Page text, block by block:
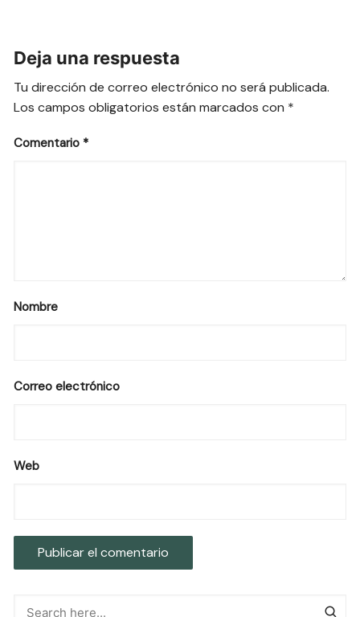
Deja una respuesta
Tu dirección de correo electrónico no será publicada.
Los campos obligatorios están marcados con *
Comentario *
Nombre
Correo electrónico
Web